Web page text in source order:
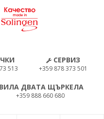
513
СЕРВИЗ
+359 878 373 501
ВИЛА ДВАТА ЩЪРКЕЛА
+359 888 660 680